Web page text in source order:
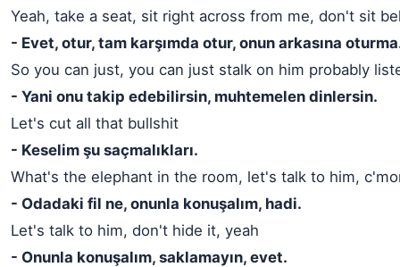
Yeah, take a seat, sit right across from me, don't sit
- Evet, otur, tam karşımda otur, onun arkasına
So you can just, you can just stalk on him probably
- Yani onu takip edebilirsin, muhtemelen dinlersin.
Let's cut all that bullshit
- Keselim şu saçmalıkları.
What's the elephant in the room, let's talk to him,
- Odadaki fil ne, onunla konuşalım, hadi.
Let's talk to him, don't hide it, yeah
- Onunla konuşalım, saklamayın, evet.